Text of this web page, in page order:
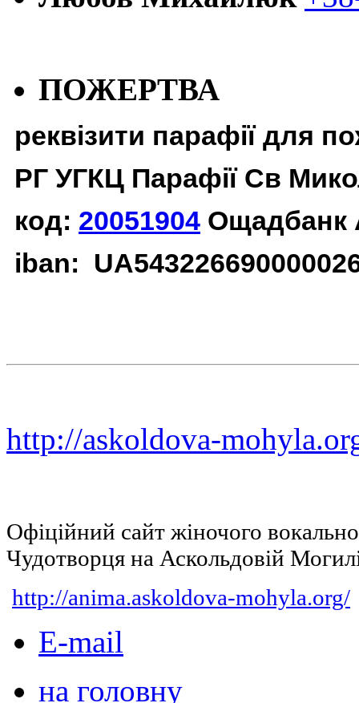
ПОЖЕРТВА
реквізити парафії для
РГ УГКЦ Парафії Св
код: 20051904 Ощадбанк
iban:
http://askoldova-
Офіційний сайт жіночого
Чудотворця на Аскольдовій
http://anima.askoldova-mohyla.org/
E-mail
на головну